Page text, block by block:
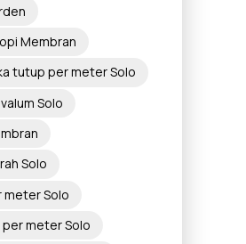
Membran
tutup per meter Solo
Solo
Solo
meter Solo
per meter Solo